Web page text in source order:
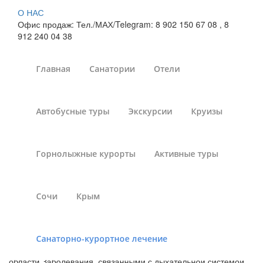
О НАС
Офис продаж: Тел./МАХ/Telegram: 8 902 150 67 08 , 8
912 240 04 38
Главная Санатории Отели
Автобусные туры Экскурсии Круизы
Горнолыжные курорты Активные туры
Сочи Крым
Санаторно-курортное лечение
Лечение органов
дыхания в санаториях
Новосибирской области
Санатории Новосибирской области